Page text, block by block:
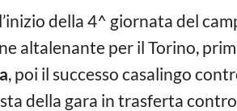
della 4^ giornata del
altalenante per il Torino,
, poi il successo casalingo
della gara in trasferta contro